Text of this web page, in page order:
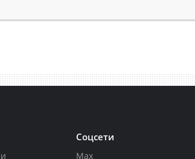
Соцсети
Max